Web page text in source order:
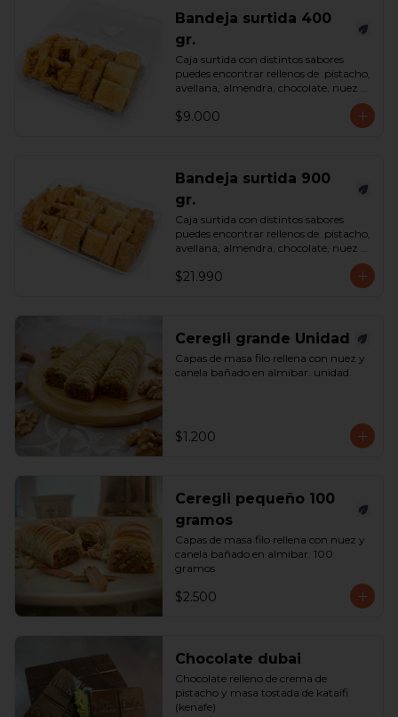
Bandeja surtida 400
gr.
Caja surtida con distintos sabores
puedes encontrar rellenos de  pistacho,
avellana, almendra, chocolate, nuez y
*Surtido enviado sujeto a
$9.000
Bandeja surtida 900
gr.
Caja surtida con distintos sabores
puedes encontrar rellenos de  pistacho,
avellana, almendra, chocolate, nuez y
*Surtido enviado sujeto a
$21.990
Ceregli grande Unidad
Capas de masa filo rellena con nuez y
canela bañado en almibar. unidad
$1.200
Ceregli pequeño 100
gramos
Capas de masa filo rellena con nuez y
canela bañado en almibar. 100
gramos
$2.500
Chocolate dubai
Chocolate relleno de crema de
pistacho y masa tostada de kataifi
(kenafe)